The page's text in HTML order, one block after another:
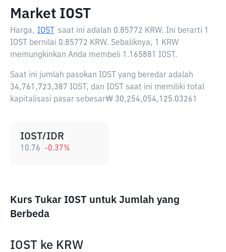
Market IOST
Harga, IOST saat ini adalah 0.85772 KRW. Ini berarti 1
IOST bernilai 0.85772 KRW. Sebaliknya, 1 KRW
memungkinkan Anda membeli 1.165881 IOST.
Saat ini jumlah pasokan IOST yang beredar adalah
34,761,723,387 IOST, dan IOST saat ini memiliki total
kapitalisasi pasar sebesar₩ 30,254,054,125.03261
IOST/IDR
10.76 -0.37%
Kurs Tukar IOST untuk Jumlah yang
Berbeda
IOST ke KRW